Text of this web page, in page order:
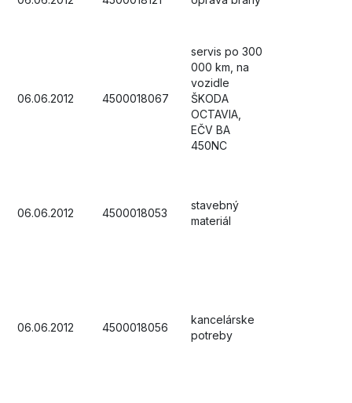
06.06.2012 4500018067
servis po 300
000 km, na
vozidle
ŠKODA
OCTAVIA,
EČV BA
450NC
06.06.2012 4500018053
stavebný
materiál
06.06.2012 4500018056
kancelárske
potreby